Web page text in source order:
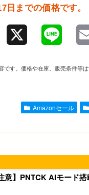
までの価格です。
です。価格や在庫、販売条件
Amazonセール
意】PNTCK AIモード